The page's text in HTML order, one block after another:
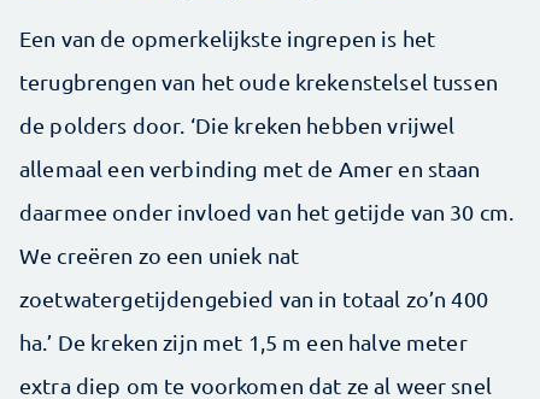
Een van de opmerkelijkste ingrepen is het
terugbrengen van het oude krekenstelsel tussen
de polders door. ‘Die kreken hebben vrijwel
allemaal een verbinding met de Amer en staan
daarmee onder invloed van het getijde van 30 cm.
We creëren zo een uniek nat
zoetwatergetijdengebied van in totaal zo’n 400
ha.’ De kreken zijn met 1,5 m een halve meter
extra diep om te voorkomen dat ze al weer snel